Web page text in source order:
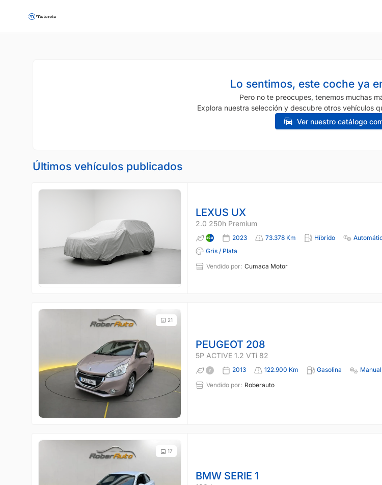
Lo sentimos, este coche ya
Pero no te preocupes, tenemos muchas
Explora nuestra selección y descubre otros vehículos
Ver nuestro catálogo
Últimos vehículos publicados
LEXUS UX
2.0 250h Premium
2023 73.378 Km Híbrido
Gris / Plata
Vendido por: Cumaca Motor
21
PEUGEOT 208
5P ACTIVE 1.2 VTi 82
2013 122.900 Km Gasolina Manual
Vendido por: Roberauto
17
BMW SERIE 1